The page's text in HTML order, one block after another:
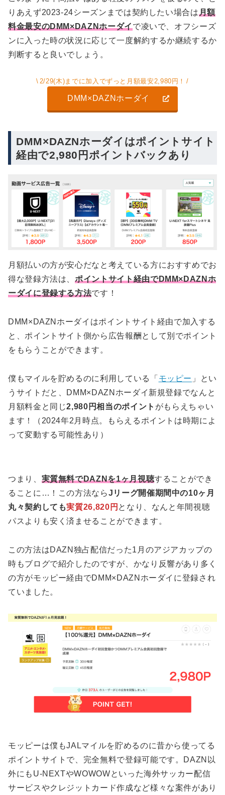
りあえず2023-24シーズンまでは契約したい場合は月額
料金最安のDMM×DAZNホーダイで凌いで、オフシーズ
ンに入った時の状況に応じて一度解約するか継続するか
判断すると良いでしょう。
2/29(木)までに加入でずっと月額最安2,980円！
DMM×DAZNホーダイ
DMM×DAZNホーダイはポイントサイト
経由で2,980円ポイントバックあり
月額払いの方が安心だなと考えている方におすすめでお
得な登録方法は、ポイントサイト経由でDMM×DAZNホ
ーダイに登録する方法です！
DMM×DAZNホーダイはポイントサイト経由で加入する
と、ポイントサイト側から広告報酬として別でポイント
をもらうことができます。
僕もマイルを貯めるのに利用している「 モッピー 」とい
うサイトだと、DMM×DAZNホーダイ新規登録でなんと
月額料金と同じ2,980円相当のポイント がもらえちゃい
ます！（2024年2月時点。もらえるポイントは時期によ
って変動する可能性あり）
つまり、 実質無料でDAZNを1ヶ月視聴することができ
ることに…！この方法ならJリーグ開催期間中の10ヶ月
丸々契約しても実質26,820円 となり、なんと年間視聴
パスよりも安く済ませることができます。
この方法はDAZN独占配信だった1月のアジアカップの
時もブログで紹介したのですが、かなり反響があり多く
の方がモッピー経由でDMM×DAZNホーダイに登録され
ていました。
モッピーは僕もJALマイルを貯めるのに昔から使ってる
ポイントサイトで、完全無料で登録可能です。DAZN以
外にもU-NEXTやWOWOWといった海外サッカー配信
サービスやクレジットカード作成など様々な案件があり